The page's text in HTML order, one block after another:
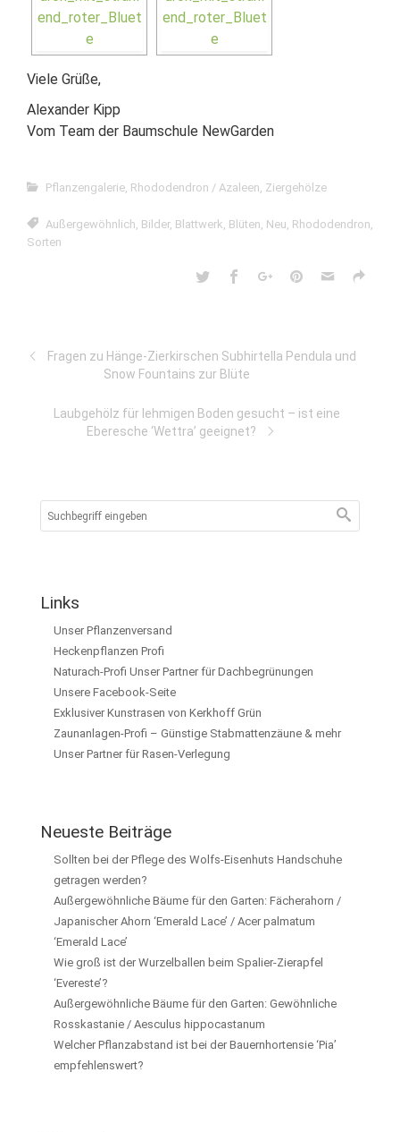
Viele Grüße,
Alexander Kipp
Vom Team der Baumschule NewGarden
Pflanzengalerie, Rhododendron / Azaleen, Ziergehölze
Außergewöhnlich, Bilder, Blattwerk, Blüten, Neu, Rhododendron,
Sorten
Fragen zu Hänge-Zierkirschen Subhirtella Pendula und
Snow Fountains zur Blüte
Laubgehölz für lehmigen Boden gesucht – ist eine
Eberesche ‘Wettra’ geeignet?
Links
Unser Pflanzenversand
Heckenpflanzen Profi
Naturach-Profi Unser Partner für Dachbegrünungen
Unsere Facebook-Seite
Exklusiver Kunstrasen von Kerkhoff Grün
Zaunanlagen-Profi – Günstige Stabmattenzäune & mehr
Unser Partner für Rasen-Verlegung
Neueste Beiträge
Sollten bei der Pflege des Wolfs-Eisenhuts Handschuhe
getragen werden?
Außergewöhnliche Bäume für den Garten: Fächerahorn /
Japanischer Ahorn ‘Emerald Lace’ / Acer palmatum
‘Emerald Lace’
Wie groß ist der Wurzelballen beim Spalier-Zierapfel
‘Evereste’?
Außergewöhnliche Bäume für den Garten: Gewöhnliche
Rosskastanie / Aesculus hippocastanum
Welcher Pflanzabstand ist bei der Bauernhortensie ‘Pia’
empfehlenswert?